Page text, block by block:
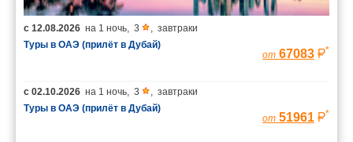
с 12.08.2026 на 1 ночь, 3 , завтраки
Туры в ОАЭ (прилёт в Дубай)
от 67083 *
с 02.10.2026 на 1 ночь, 3 , завтраки
Туры в ОАЭ (прилёт в Дубай)
от 51961 *